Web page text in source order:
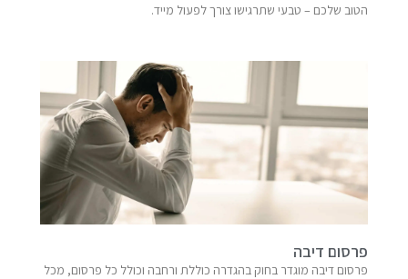
הטוב שלכם – טבעי שתרגישו צורך לפעול מייד.
פרסום דיבה
פרסום דיבה מוגדר בחוק בהגדרה כוללת ורחבה וכולל כל פרסום, מכל